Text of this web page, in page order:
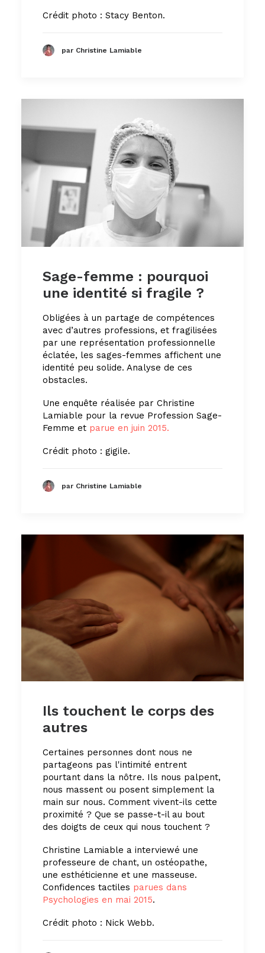
Crédit photo : Stacy Benton.
par Christine Lamiable
Sage-femme : pourquoi
une identité si fragile ?
Obligées à un partage de compétences
avec d’autres professions, et fragilisées
par une représentation professionnelle
éclatée, les sages-femmes affichent une
identité peu solide. Analyse de ces
obstacles.
Une enquête réalisée par Christine
Lamiable pour la revue Profession Sage-
Femme et parue en juin 2015.
Crédit photo : gigile.
par Christine Lamiable
Ils touchent le corps des
autres
Certaines personnes dont nous ne
partageons pas l'intimité entrent
pourtant dans la nôtre. Ils nous palpent,
nous massent ou posent simplement la
main sur nous. Comment vivent-ils cette
proximité ? Que se passe-t-il au bout
des doigts de ceux qui nous touchent ?
Christine Lamiable a interviewé une
professeure de chant, un ostéopathe,
une esthéticienne et une masseuse.
Confidences tactiles parues dans
Psychologies en mai 2015.
Crédit photo : Nick Webb.